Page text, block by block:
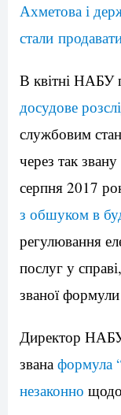
Ахметова і
стали
В квітні НАБУ
досудове
службовим
через так
серпня 2017
з обшуком в
регулювання
послуг у
званої
Директор
звана формула
незаконно щодо